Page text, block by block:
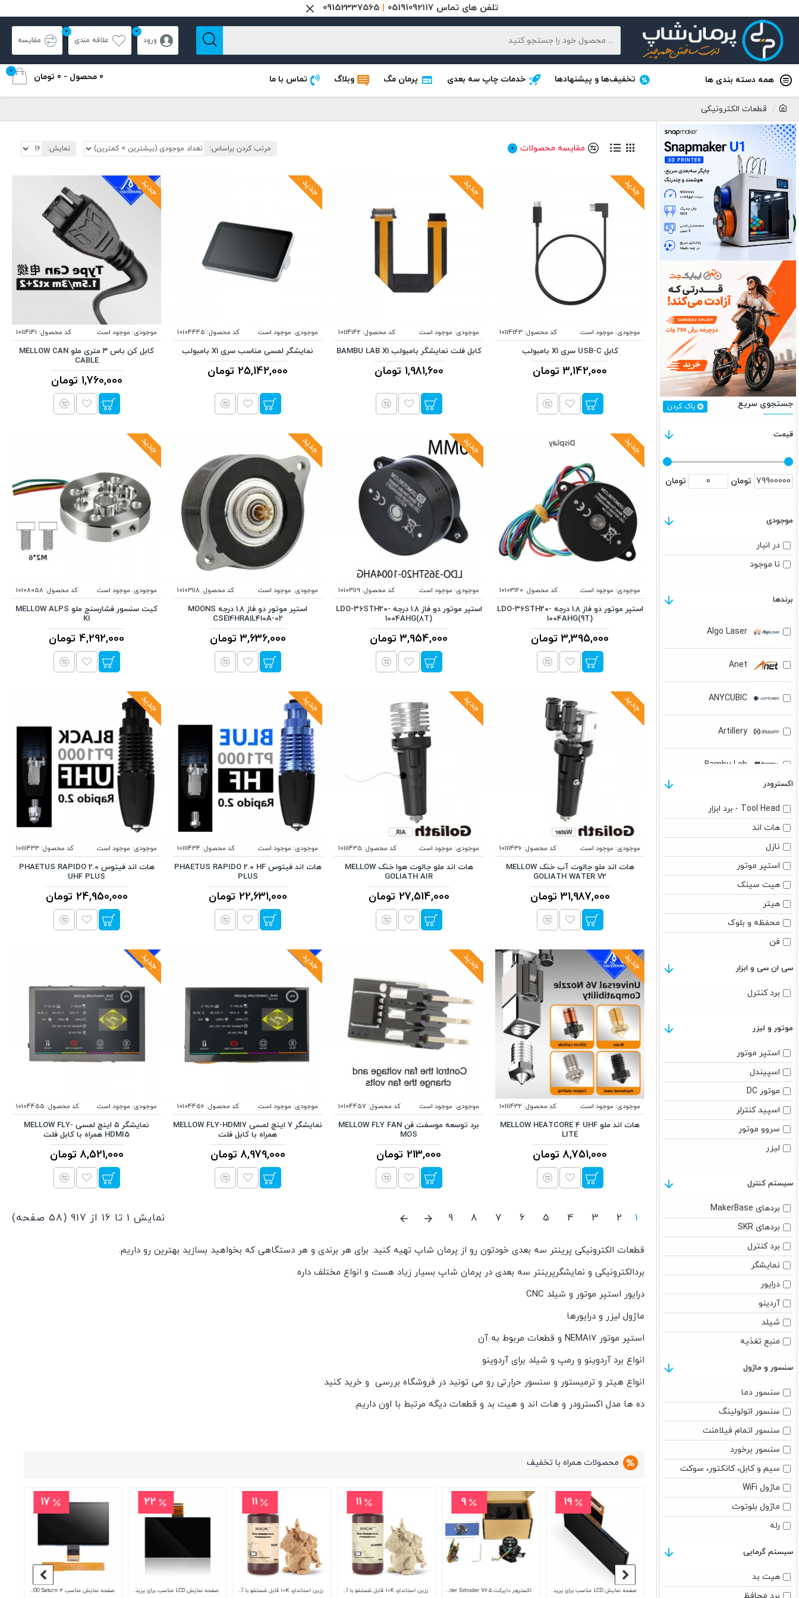
تلفن های تماس 05191092117 09152337565
ورود علاقه مندی
0
مقایسه
0
همه دسته بندی ها تخفیف‌ها و پیشنهادها خدمات چاپ سه بعدی پرمان مگ وبلاگ تماس با ما 0 محصول - 0 تومان
0
قطعات الکترونیکی
جستجوی سریع پاک کردن
قیمت
تومان تومان
برندها
Algo Laser
Anet
ANYCUBIC
Artillery
Bambu Lab
Creality
CreatBot
E3D
ELEGOO
LDO MOTORS
Longer
MAKER BASE
Ortur
Phrozen
QiDi
اکسترودر
Tool Head - برد ابزار
هات اند
نازل
استپر موتور
هیت سینک
هیتر
محفظه و بلوک
فن
سی ان سی و ابزار
برد کنترل
موتور و لیزر
استپر موتور
اسپیندل
موتور DC
اسپید کنترلر
سروو موتور
لیزر
سیستم کنترل
بردهای MakerBase
بردهای SKR
برد کنترل
نمایشگر
درایور
آردینو
شیلد
منبع تغذیه
سنسور و ماژول
سنسور دما
سنسور اتولولینگ
سنسور اتمام فیلامنت
سنسور برخورد
سیم و کابل، کانکتور، سوکت
ماژول WiFi
ماژول بلوتوث
رله
سیستم گرمایی
هیت بد
موجودی
در انبار
نا موجود
مقایسه محصولات 0 مرتب کردن براساس: نمایش:
جدید
موجودی: موجود است کد محصول:10114143
کابل USB-C سری X1 بامبولب
3,142,000 تومان
جدید
موجودی: موجود است کد محصول: 10114142
کابل فلت نمایشگر بامبولب BAMBU LAB X1
1,981,600 تومان
جدید
موجودی: موجود است کد محصول: 10104445
نمایشگر لمسی مناسب سری X1 بامبولب
25,142,000 تومان
جدید
موجودی: موجود است کد محصول: 10114141
کابل کن باس ۳ متری ملو MELLOW CAN
CABLE
1,760,000 تومان
جدید
موجودی: موجود است کد محصول: 10103120
استپر موتور دو فاز 1.8 درجه LDO-36STH20-
1004AHG(9T)
3,395,000 تومان
جدید
موجودی: موجود است کد محصول: 10103119
استپر موتور دو فاز 1.8 درجه LDO-36STH20-
1004AHG(8T)
3,954,000 تومان
جدید
موجودی: موجود است کد محصول:10103118
استپر موتور دو فاز 1.8 درجه MOONS
CSE14HRA1L410A-02
3,636,000 تومان
جدید
موجودی: موجود است کد محصول:10108058
کیت سنسور فشارسنج ملو MELLOW ALPS
KI
4,292,000 تومان
جدید
موجودی: موجود است کد محصول: 10111436
هات اند ملو جالوت آب خنک MELLOW
GOLIATH WATER V2
31,987,000 تومان
جدید
موجودی: موجود است کد محصول: 10111435
هات اند ملو جالوت هوا خنک MELLOW
GOLIATH AIR
27,514,000 تومان
جدید
موجودی: موجود است کد محصول:10111434
هات اند فیتوس PHAETUS RAPIDO 2.0 HF
PLUS
22,631,000 تومان
جدید
موجودی: موجود است کد محصول:10111433
هات اند فیتوس PHAETUS RAPIDO 2.0
UHF PLUS
24,950,000 تومان
جدید
موجودی: موجود است کد محصول: 10111432
هات اند ملو MELLOW HEATCORE 4 UHF
LITE
8,751,000 تومان
جدید
موجودی: موجود است کد محصول:10104457
برد توسعه موسفت فن MELLOW FLY FAN
MOS
213,000 تومان
جدید
موجودی: موجود است کد محصول: 10104456
نمایشگر 7 اینچ لمسی MELLOW FLY-HDMI7
همراه با کابل فلت
8,979,000 تومان
جدید
موجودی: موجود است کد محصول: 10104455
نمایشگر ۵ اینچ لمسی MELLOW FLY-
HDMI5 همراه با کابل فلت
8,521,000 تومان
1
2
3
4
5
6
7
8
9 نمایش 1 تا 16 از 917 (58 صفحه)
قطعات الکترونیکی پرینتر سه بعدی خودتون رو از پرمان شاپ تهیه کنید. برای هر برندی و هر دستگاهی که بخواهید بسازید بهترین رو داریم.
بردالکترونیکی و نمایشگرپرینتر سه بعدی در پرمان شاپ بسیار زیاد هست و انواع مختلف داره.
درایور استپر موتور و شیلد CNC
ماژول لیزر و درایورها
استپر موتور NEMA17 و قطعات مربوط به آن
انواع برد آردوینو و رمپ و شیلد برای آردوینو
انواع هیتر و ترمیستور و سنسور حرارتی رو می تونید در فروشگاه بررسی و خرید کنید
ده ها مدل اکسترودر و هات اند و هیت بد و قطعات دیگه مرتبط با اون داریم.
محصولات همراه با تخفیف
22
17
13
صفحه نمایش مناسب ELEGOO Mars 4 Ultra
11
صفحه چاپ پرینتر سه بعدی Phrozen Sonic Mighty 8K
19
صفحه نمایش LCD مناسب برای پرینتر سه بعدی Elegoo Mars 5 Ultra
9
اکسترودر دایرکت LDO Orbiter Extruder V2.5
11
رزین استاندارد 10K قابل شستشو با آب رنگ قهوه ای روشن جمقه JamgHe 10K water washable Resin WS-09k
11
رزین استاندارد 10K قابل شستشو با آب رنگ پوست جمقه JamgHe 10K water washable Resin WS-19k